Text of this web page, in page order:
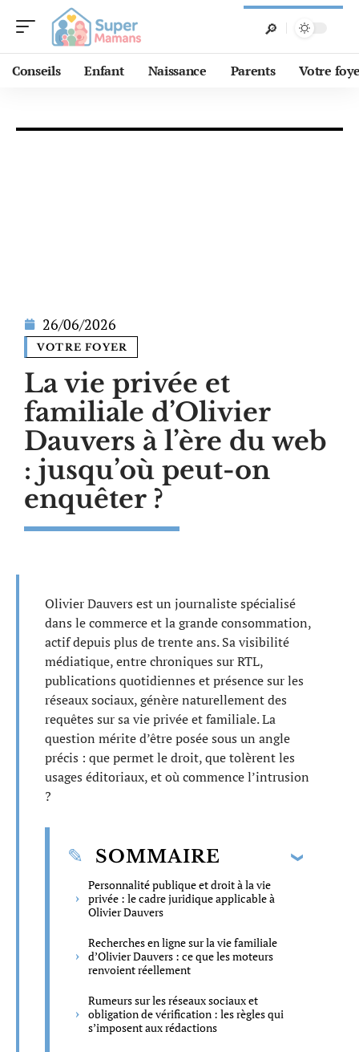
Conseils Enfant Naissance Parents Votre
26/06/2026
VOTRE FOYER
La vie privée et
familiale d’Olivier
Dauvers à l’ère du web
: jusqu’où peut-on
enquêter ?
Olivier Dauvers est un journaliste spécialisé
dans le commerce et la grande consommation,
actif depuis plus de trente ans. Sa visibilité
médiatique, entre chroniques sur RTL,
publications quotidiennes et présence sur les
réseaux sociaux, génère naturellement des
requêtes sur sa vie privée et familiale. La
question mérite d’être posée sous un angle
précis : que permet le droit, que tolèrent les
usages éditoriaux, et où commence l’intrusion
?
SOMMAIRE
Personnalité publique et droit à la vie
privée : le cadre juridique applicable à
Olivier Dauvers
Recherches en ligne sur la vie familiale
d’Olivier Dauvers : ce que les moteurs
renvoient réellement
Rumeurs sur les réseaux sociaux et
obligation de vérification : les règles qui
s’imposent aux rédactions